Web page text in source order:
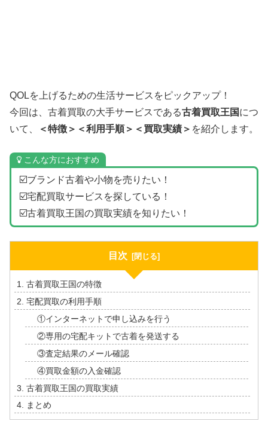
QOLを上げるための生活サービスをピックアップ！
今回は、古着買取の大手サービスである古着買取王国につ
いて、
＜特徴＞＜利用手順＞＜買取実績＞ を紹介します。
こんな方におすすめ
☑️ブランド古着や小物を売りたい！
☑️宅配買取サービスを探している！
☑️古着買取王国の買取実績を知りたい！
目次
古着買取王国の特徴
宅配買取の利用手順
①インターネットで申し込みを行う
②専用の宅配キットで古着を発送する
③査定結果のメール確認
④買取金額の入金確認
古着買取王国の買取実績
まとめ